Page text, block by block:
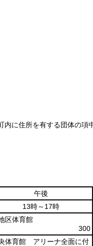
内に住所を有する団体の項
午後
13時～17時
区体育館
300
体育館 アリーナ全面に付